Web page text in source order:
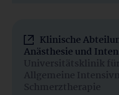
Klinische
Anästhesie und
Universitätsklinik
Allgemeine
Schmerztherapie